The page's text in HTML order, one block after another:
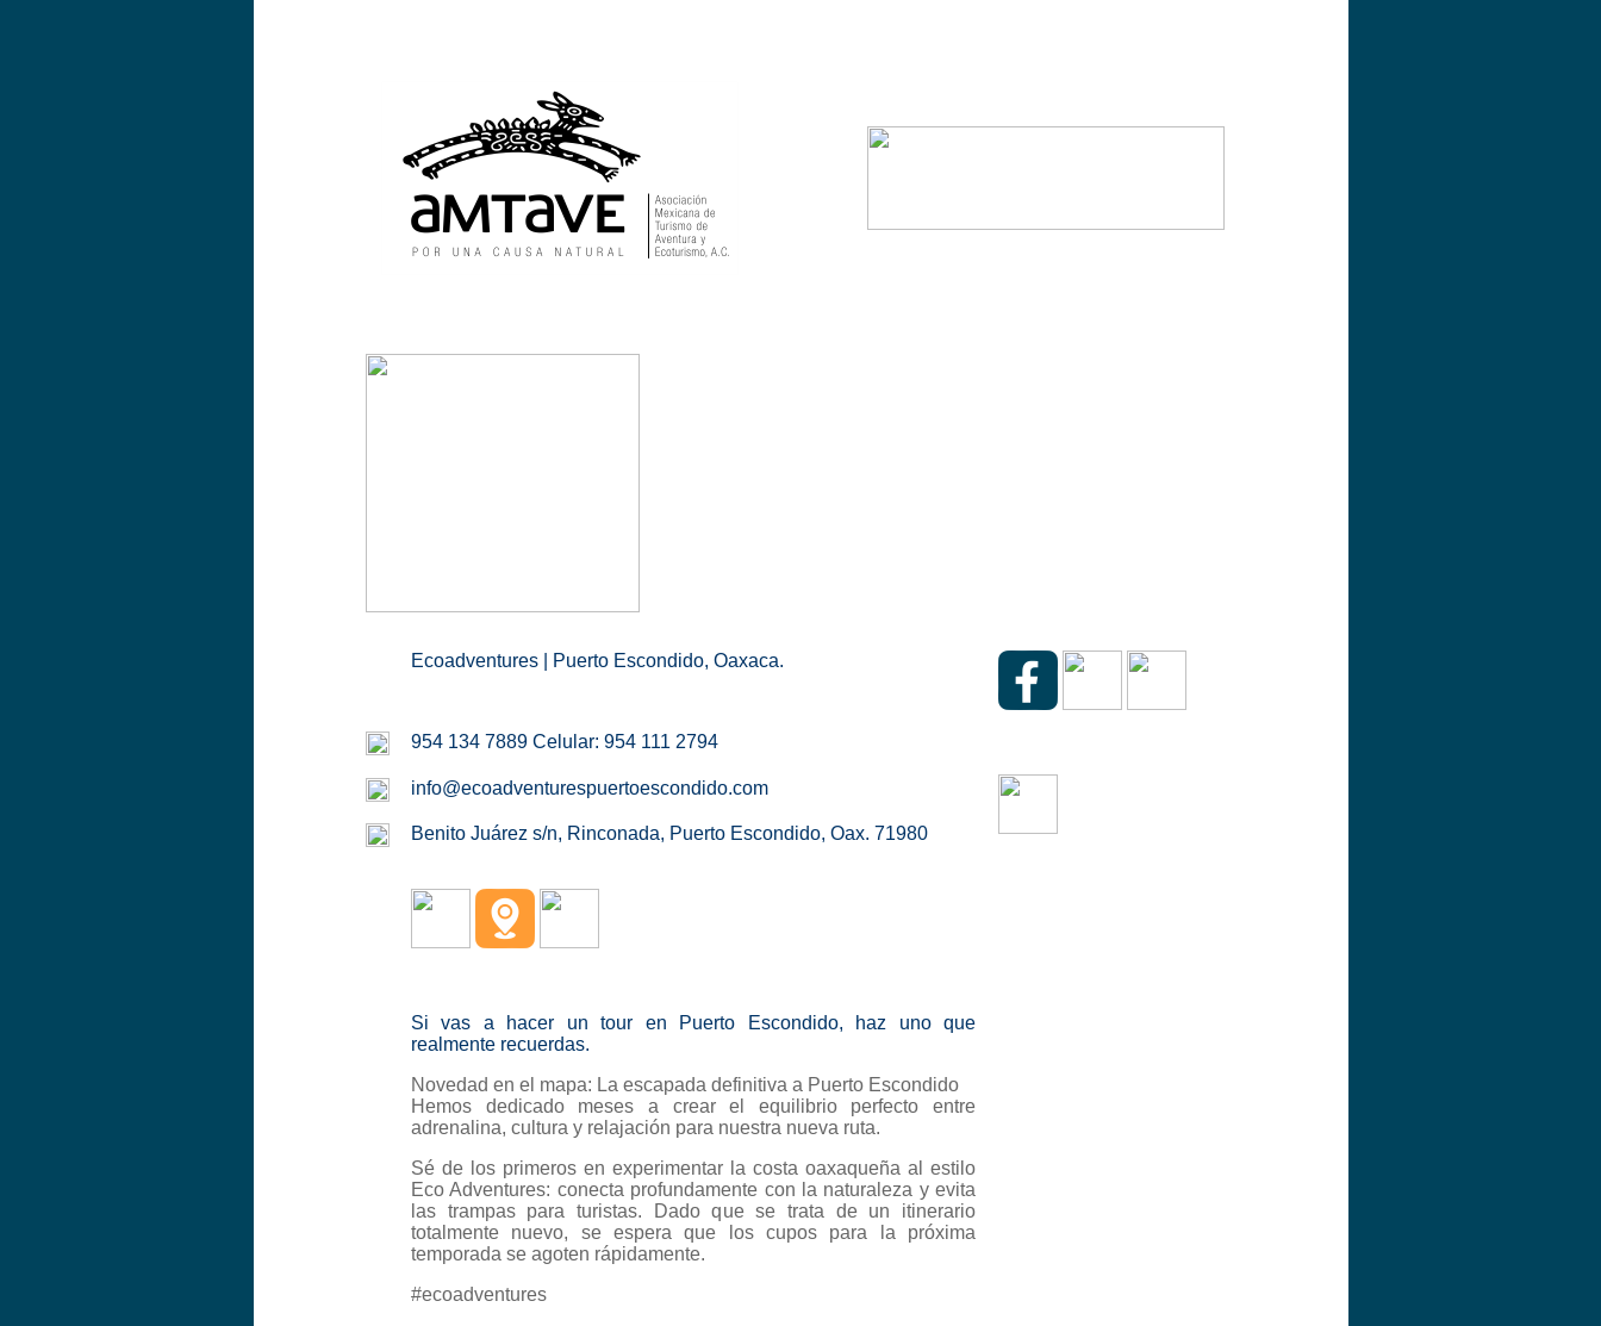
Ecoadventures | Puerto Escondido, Oaxaca.
954 134 7889 Celular: 954 111 2794
info@ecoadventurespuertoescondido.com
Benito Juárez s/n, Rinconada, Puerto Escondido, Oax. 71980
Si vas a hacer un tour en Puerto Escondido, haz uno que
realmente recuerdas.
Novedad en el mapa: La escapada definitiva a Puerto Escondido
Hemos dedicado meses a crear el equilibrio perfecto entre
adrenalina, cultura y relajación para nuestra nueva ruta.
Sé de los primeros en experimentar la costa oaxaqueña al estilo
Eco Adventures: conecta profundamente con la naturaleza y evita
las trampas para turistas. Dado que se trata de un itinerario
totalmente nuevo, se espera que los cupos para la próxima
temporada se agoten rápidamente.
#ecoadventures